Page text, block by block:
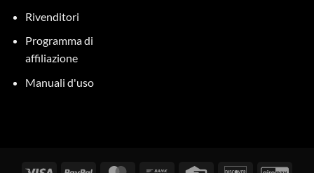
Rivenditori
Programma di
affiliazione
Manuali d'uso